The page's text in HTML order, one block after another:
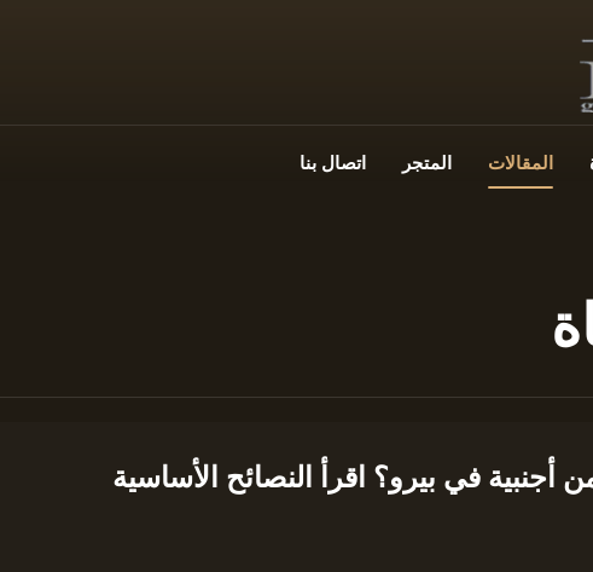
المقالات المتجر اتصال بنا
في بيرو؟ اقرأ النصائح الأساسية